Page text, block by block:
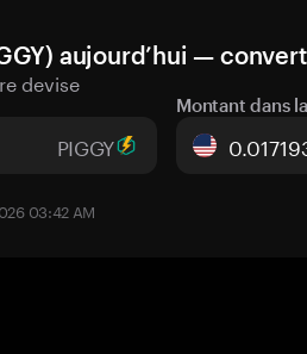
aujourd’hui —
devise
PIGGY
Montant dans
03:42 AM